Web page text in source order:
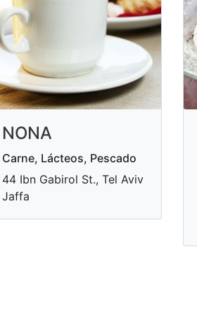
NONA
Carne, Lácteos, Pescado
44 Ibn Gabirol St., Tel Aviv
Jaffa